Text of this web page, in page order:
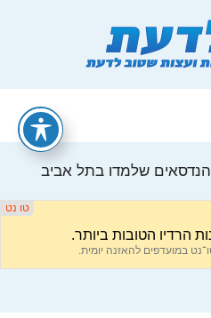
הנדסאים שלמדו בתל אביב